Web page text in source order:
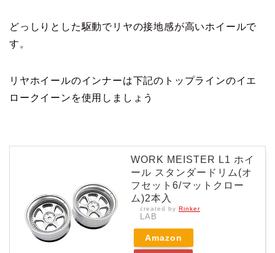
どっしりとした駆動でリヤの接地感が高いホイールで
す。
リヤホイールのインナーは下記のトップラインのイエ
ロークイーンを使用しましょう
WORK MEISTER L1 ホイ
ール スタンダードリム(オ
フセット6/マットクロー
ム)2本入
created by Rinker
LAB
Amazon